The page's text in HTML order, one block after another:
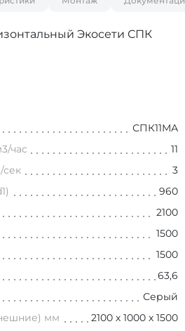
Экосети СПК
СПК11МА
час
11
сек
3
960
2100
1500
1500
63,6
Серый
мм
2100 х 1000 х 1500